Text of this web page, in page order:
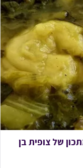
של צופית בן